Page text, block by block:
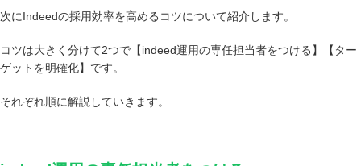
次にIndeedの採用効率を高めるコツについて紹介します。
コツは大きく分けて2つで【indeed運用の専任担当者をつける】【ター
ゲットを明確化】です。
それぞれ順に解説していきます。